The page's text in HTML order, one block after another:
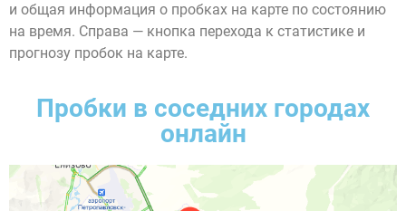
и общая информация о пробках на карте по состоянию
на время. Справа — кнопка перехода к статистике и
прогнозу пробок на карте.
Пробки в соседних городах
онлайн